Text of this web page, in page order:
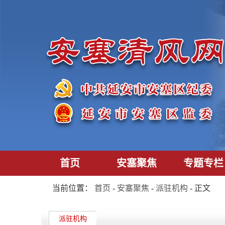
首页 安塞聚焦 专题专栏
当前位置： 首页 - 安塞聚焦 - 派驻机构 - 正文
派驻机构